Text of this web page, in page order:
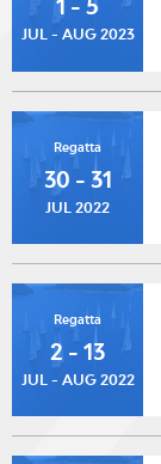
1 - 5
JUL - AUG 2023
Regatta
30 - 31
JUL 2022
Regatta
2 - 13
JUL - AUG 2022